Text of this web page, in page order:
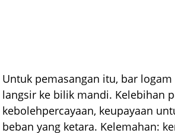
Untuk pemasangan itu, bar
langsir ke bilik mandi. Kelebihan
kebolehpercayaan, keupayaan
beban yang ketara. Kelemahan: